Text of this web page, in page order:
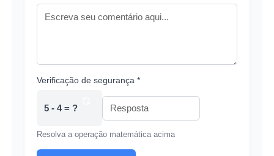
Verificação de segurança *
5 - 4 = ?
Resolva a operação matemática acima